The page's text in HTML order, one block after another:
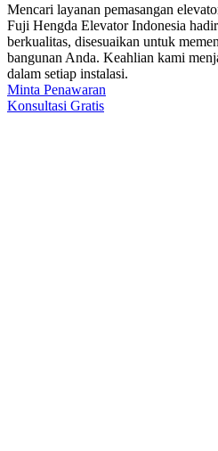
Mencari layanan pemasangan
Fuji Hengda Elevator Indonesia
berkualitas, disesuaikan untuk
bangunan Anda. Keahlian kami
dalam setiap instalasi.
Minta Penawaran
Konsultasi Gratis